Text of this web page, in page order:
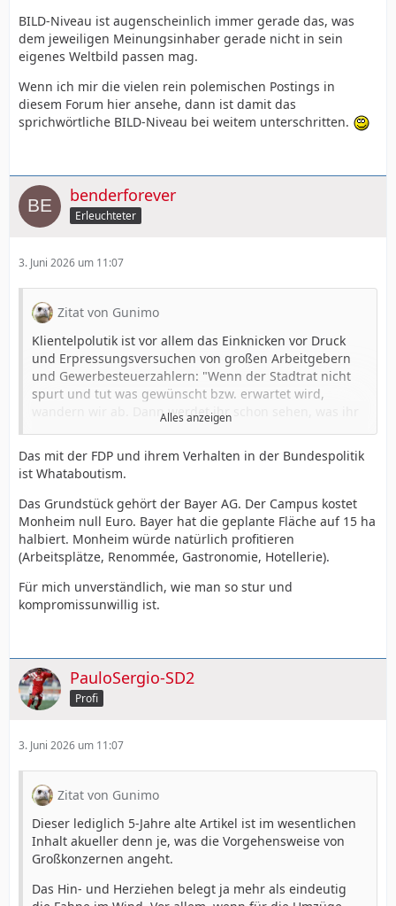
BILD-Niveau ist augenscheinlich immer gerade das, was
dem jeweiligen Meinungsinhaber gerade nicht in sein
eigenes Weltbild passen mag.
Wenn ich mir die vielen rein polemischen Postings in
diesem Forum hier ansehe, dann ist damit das
sprichwörtliche BILD-Niveau bei weitem unterschritten.
benderforever
Erleuchteter
3. Juni 2026 um 11:07
Zitat von Gunimo
Klientelpolutik ist vor allem das Einknicken vor Druck
und Erpressungsversuchen von großen Arbeitgebern
und Gewerbesteuerzahlern: "Wenn der Stadtrat nicht
spurt und tut was gewünscht bzw. erwartet wird,
wandern wir ab. Dann werdet ihr schon sehen, was ihr
Wohin die FDP ihre wankelmütigen Unzuverlässigkeiten
wie Querschüsse und Rückzieher in Bündnissen und
Koalitionen gebracht hat, kann man ja im Bund nach
dem "Ampel"-Desaster schön ablesen.
Die Partei ist in der Bedeutungslosigkeit verschwunden
und firmiert heuer unter "Sonstige" in der Statistik.
Sowas kommt von sowas und hat mit der
"demokratischen Tugend" der Kompromissfähigkeit
nicht das Geringste zu tun. Ganz im Gegenteil.
zu behalten bedeutet ganz sicher nicht, dem
ausschließlich fußballaffinen Teil der Bürger einen
riesigen Campus auf einem naturrelevanten Areal zu
Es soll doch tatsächlich Menschen geben, die - es ist
lebenswichtig und zukunftsrelevant erachten und nicht
stetig in Bayer04-Bettwäsche nächtigen.
Ich hoffe, man findet in Monheim und ggf. im weiteren
Umfeld noch einen für alle Seiten gangbaren
Kompromiss! Das wünsche ich "meinem" Fußballverein,
den Bürgern der Stadt Monheim und nicht zuletzt auch
Alles anzeigen
Das mit der FDP und ihrem Verhalten in der Bundespolitik
ist Whataboutism.
Das Grundstück gehört der Bayer AG. Der Campus kostet
Monheim null Euro. Bayer hat die geplante Fläche auf 15 ha
halbiert. Monheim würde natürlich profitieren
(Arbeitsplätze, Renommée, Gastronomie, Hotellerie).
Für mich unverständlich, wie man so stur und
kompromissunwillig ist.
PauloSergio-SD2
Profi
3. Juni 2026 um 11:07
Zitat von Gunimo
Dieser lediglich 5-Jahre alte Artikel ist im wesentlichen
Inhalt akueller denn je, was die Vorgehensweise von
Großkonzernen angeht.
Das Hin- und Herziehen belegt ja mehr als eindeutig